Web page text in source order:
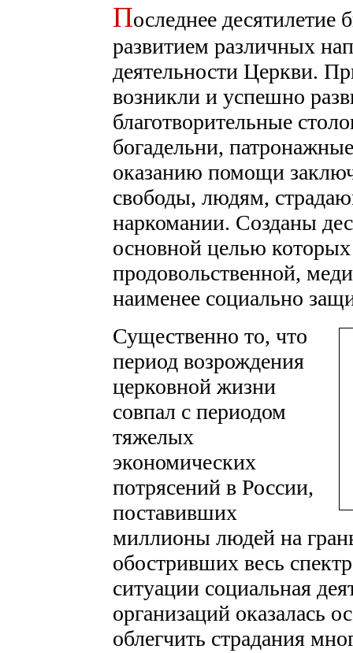
Последнее
развитием различных
деятельности Церкви.
возникли и успешно
благотворительные
богадельни,
оказанию помощи
свободы, людям,
наркомании. Созданы
основной целью которых
продовольственной,
наименее социально
Существенно то, что
период возрождения
церковной жизни
совпал с периодом
тяжелых
экономических
потрясений в России,
поставивших
миллионы людей на
обостривших весь
ситуации социальная
организаций оказалась
облегчить страдания